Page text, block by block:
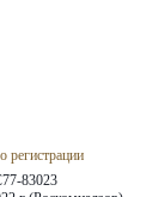
регистрации
83023